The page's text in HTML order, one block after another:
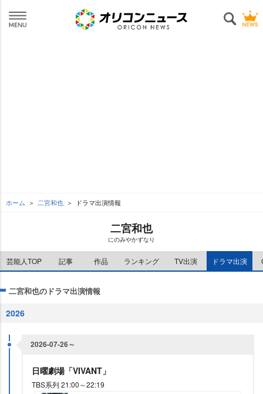
ホーム 二宮和也 ドラマ出演情報
二宮和也
にのみやかずなり
芸能人TOP 記事 作品 ランキング TV出演 ドラマ出演
二宮和也のドラマ出演情報
2026
2026-07-26～
日曜劇場「VIVANT」
TBS系列 21:00～22:19